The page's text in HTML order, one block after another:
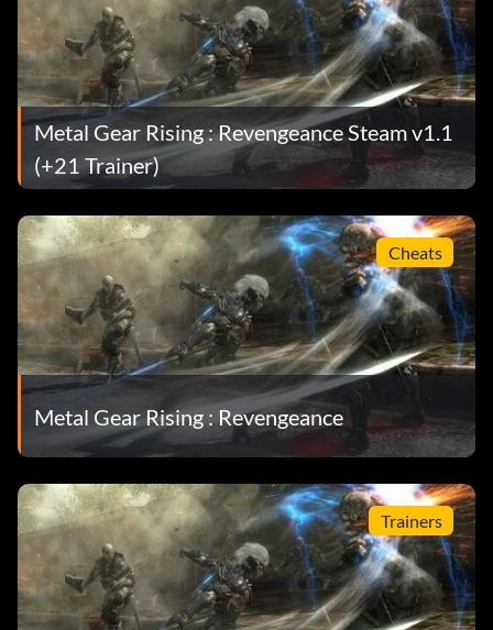
Metal Gear Rising : Revengeance Steam v1.1
(+21 Trainer)
Cheats
Metal Gear Rising : Revengeance
Trainers